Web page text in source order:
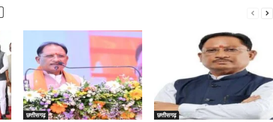
छत्तीसगढ़ छत्तीसगढ़